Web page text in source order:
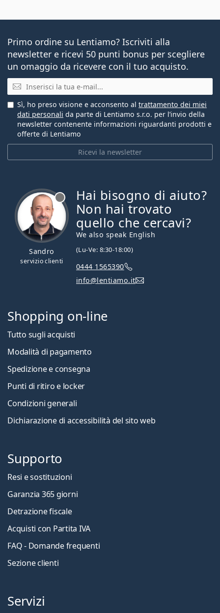
Primo ordine su Lentiamo? Iscriviti alla
newsletter e ricevi 50 punti bonus per scegliere
un omaggio da ricevere con il tuo acquisto.
E-mail
Ricevi la newsletter
Sì, ho preso visione e acconsento al trattamento dei miei
dati personali da parte di Lentiamo s.r.o. per l’invio della
newsletter contenente informazioni riguardanti prodotti e
offerte di Lentiamo
Sandro
servizio clienti
Hai bisogno di aiuto?
Non hai trovato
quello che cercavi?
We also speak English
(Lu-Ve: 8:30-18:00)
0444 1565390
info@lentiamo.it
Shopping on-line
Tutto sugli acquisti
Modalità di pagamento
Spedizione e consegna
Punti di ritiro e locker
Condizioni generali
Dichiarazione di accessibilità del sito web
Supporto
Resi e sostituzioni
Garanzia 365 giorni
Detrazione fiscale
Acquisti con Partita IVA
FAQ - Domande frequenti
Sezione clienti
Servizi